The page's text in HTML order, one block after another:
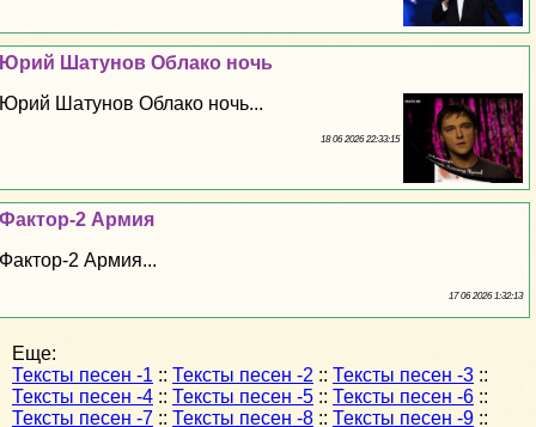
Юрий Шатунов Облако ночь
Юрий Шатунов Облако ночь...
18 06 2026 22:33:15
Фактор-2 Армия
Фактор-2 Армия...
17 06 2026 1:32:13
Еще:
Тексты песен -1 :: Тексты песен -2 :: Тексты песен -3 ::
Тексты песен -4 :: Тексты песен -5 :: Тексты песен -6 ::
Тексты песен -7 :: Тексты песен -8 :: Тексты песен -9 ::